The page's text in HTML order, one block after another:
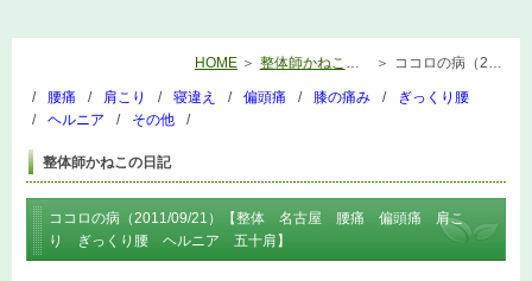
HOME 整体師かねこの日記 ココロの病（2011/09/21）【整体 名古屋 腰痛 偏頭痛 肩こり ぎっくり腰 ヘルニア 五十肩】
腰痛 肩こり 寝違え 偏頭痛 膝の痛み
ぎっくり腰
ヘルニア
その他
整体師かねこの日記
ココロの病（2011/09/21）【整体 名古屋 腰痛 偏頭痛 肩こ
り ぎっくり腰 ヘルニア 五十肩】